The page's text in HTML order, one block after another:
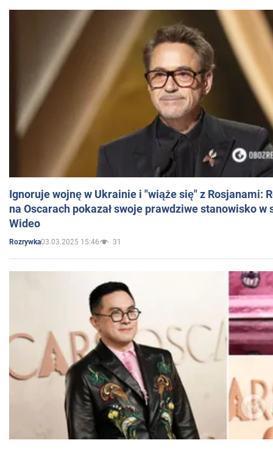
Ignoruje wojnę w Ukrainie i "wiąże się" z Rosjanami:
na Oscarach pokazał swoje prawdziwe stanowisko w
Wideo
Rozrywka03.03.2025 15:46 31